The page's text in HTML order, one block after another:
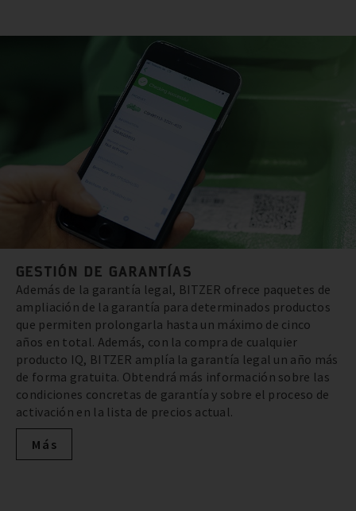
GESTIÓN DE GARANTÍAS
Además de la garantía legal, BITZER ofrece paquetes de
ampliación de la garantía para determinados productos
que permiten prolongarla hasta un máximo de cinco
años en total. Además, con la compra de cualquier
producto IQ, BITZER amplía la garantía legal un año más
de forma gratuita. Obtendrá más información sobre las
condiciones concretas de garantía y sobre el proceso de
activación en la lista de precios actual.
Más